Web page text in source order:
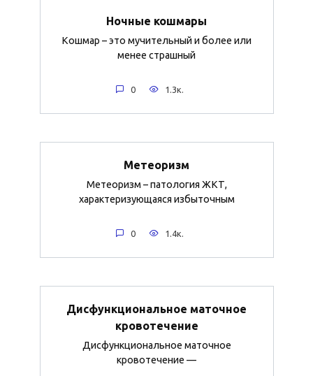
Ночные кошмары
Кошмар – это мучительный и более или
менее страшный
0 1.3к.
Метеоризм
Метеоризм – патология ЖКТ,
характеризующаяся избыточным
0 1.4к.
Дисфункциональное маточное
кровотечение
Дисфункциональное маточное
кровотечение —